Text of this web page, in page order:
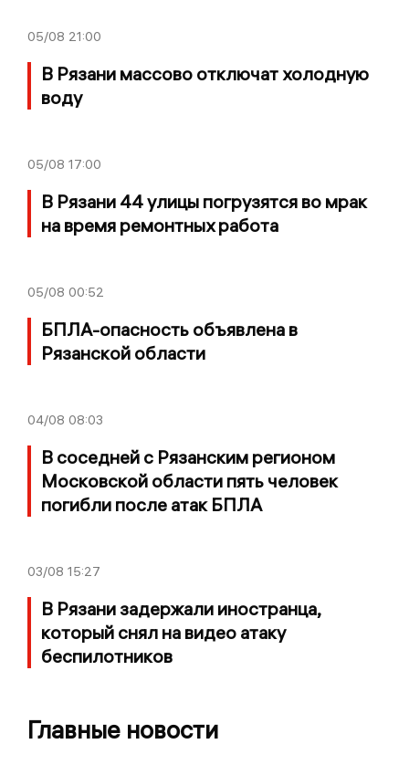
05/08 21:00
В Рязани массово отключат холодную
воду
05/08 17:00
В Рязани 44 улицы погрузятся во мрак
на время ремонтных работа
05/08 00:52
БПЛА-опасность объявлена в
Рязанской области
04/08 08:03
В соседней с Рязанским регионом
Московской области пять человек
погибли после атак БПЛА
03/08 15:27
В Рязани задержали иностранца,
который снял на видео атаку
беспилотников
Главные новости